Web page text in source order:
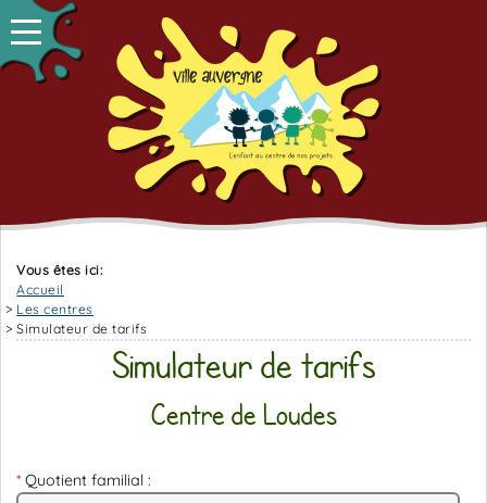
Vous êtes ici:
Accueil
Les centres
Simulateur de tarifs
Simulateur de tarifs
Centre de Loudes
Quotient familial :